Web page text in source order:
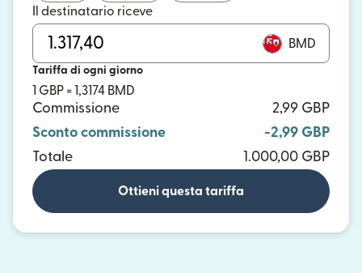
Il destinatario riceve
BMD
Tariffa di ogni giorno
1 GBP = 1,3174 BMD
Commissione
2,99 GBP
Sconto commissione
-2,99 GBP
Totale
1.000,00 GBP
Ottieni questa tariffa